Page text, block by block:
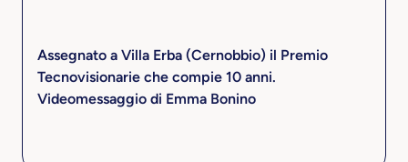
Assegnato a Villa Erba (Cernobbio) il Premio
Tecnovisionarie che compie 10 anni.
Videomessaggio di Emma Bonino